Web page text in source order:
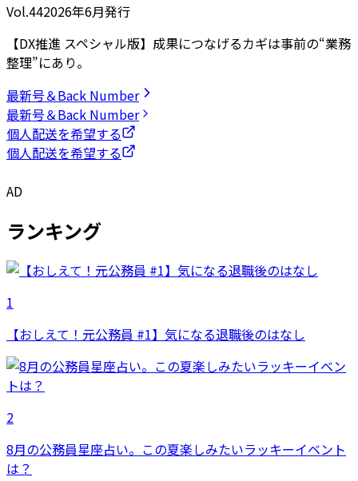
Vol.442026年6月発行
【DX推進 スペシャル版】成果につなげるカギは事前の“業務
整理”にあり。
最新号＆Back Number
最新号＆Back Number
個人配送を希望する
個人配送を希望する
AD
ランキング
1
【おしえて！元公務員 #1】気になる退職後のはなし
2
8月の公務員星座占い。この夏楽しみたいラッキーイベント
は？